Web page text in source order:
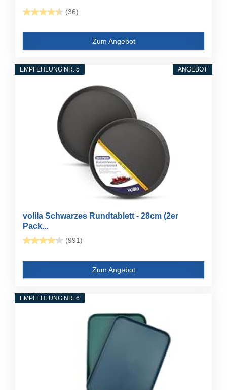
(36)
Zum Angebot
ANGEBOT
EMPFEHLUNG NR. 5
volila Schwarzes Rundtablett - 28cm (2er
Pack...
(991)
Zum Angebot
EMPFEHLUNG NR. 6